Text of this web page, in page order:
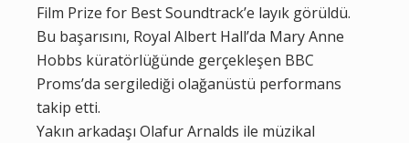
Film Prize for Best Soundtrack’e layık görüldü.
Bu başarısını, Royal Albert Hall’da Mary Anne
Hobbs küratörlüğünde gerçekleşen BBC
Proms’da sergilediği olağanüstü performans
takip etti.
Yakın arkadaşı Olafur Arnalds ile müzikal